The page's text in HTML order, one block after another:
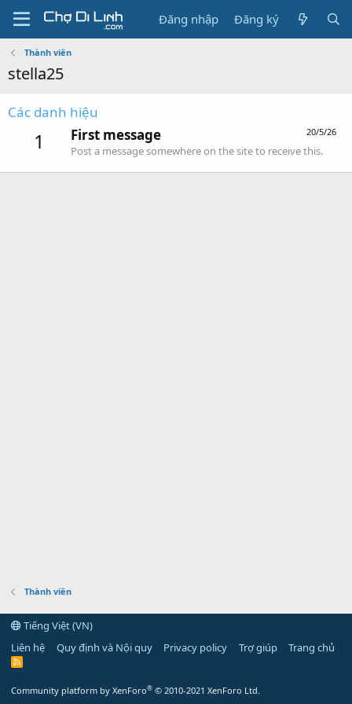
Đăng nhập Đăng ký
Thành viên
stella25
Các danh hiệu
1 20/5/26
First message
Post a message somewhere on the site to receive this.
Thành viên
Tiếng Việt (VN)
Liên hệ
Quy định và Nội quy Privacy policy Trợ giúp Trang chủ
R
Community platform by XenForo® © 2010-2021 XenForo Ltd.